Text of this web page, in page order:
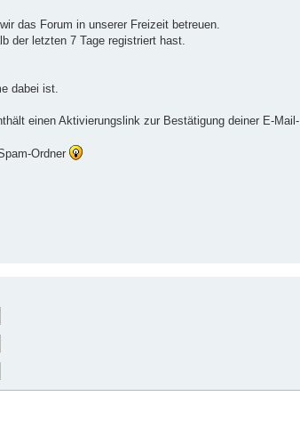
wir das Forum in unserer Freizeit betreuen.
der letzten 7 Tage registriert hast.
dabei ist.
einen Aktivierungslink zur Bestätigung deiner E-Mail-
Ordner